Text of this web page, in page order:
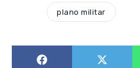
plano militar